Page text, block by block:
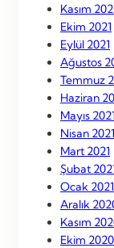
Kasım
Ekim 2021
Eylül 2021
Ağustos
Temmuz
Haziran
Mayıs 2021
Nisan 2021
Mart 2021
Şubat
Ocak 2021
Aralık
Kasım
Ekim 2020